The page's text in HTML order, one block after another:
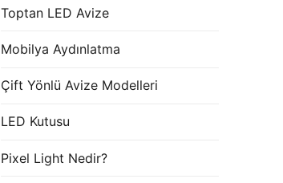
Toptan LED Avize
Mobilya Aydınlatma
Çift Yönlü Avize Modelleri
LED Kutusu
Pixel Light Nedir?